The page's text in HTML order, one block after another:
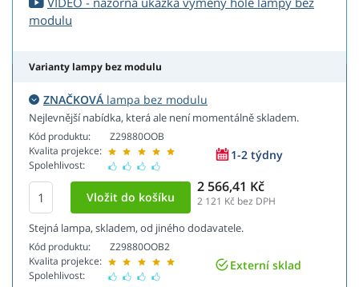
modulu
Varianty lampy bez modulu
ZNAČKOVÁ lampa bez modulu
Nejlevnější nabídka, která ale není momentálně skladem.
Kód produktu:
Kvalita projekce:
Spolehlivost:
Z29880OOB
1-2 týdny
2 566,41 Kč
2 121 Kč bez DPH
Stejná lampa, skladem, od jiného dodavatele.
Kód produktu:
Kvalita projekce:
Spolehlivost:
Z29880OOB2
Externí sklad